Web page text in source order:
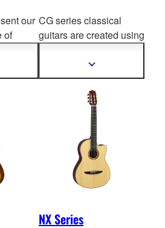
our
of
and
CG series classical
guitars are created using
gained from
decades of hand crafting
fine classical guitars like
Show
NX Series